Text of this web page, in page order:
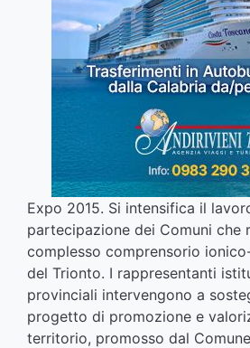
Expo 2015. Si intensifica il
partecipazione dei Comuni che
complesso comprensorio
del Trionto. I rappresentanti
provinciali intervengono a
progetto di promozione e
territorio, promosso dal